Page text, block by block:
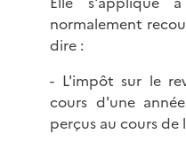
normalement
dire :
- L'impôt sur le
cours d'une
perçus au cours